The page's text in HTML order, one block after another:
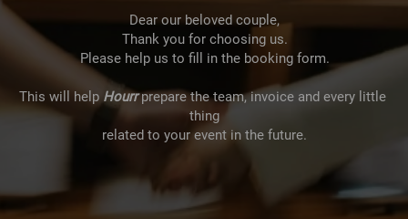
Dear our beloved couple,
Thank you for choosing us.
Please help us to fill in the booking form.
This will help Hourr prepare the team, invoice and every little
thing
related to your event in the future.